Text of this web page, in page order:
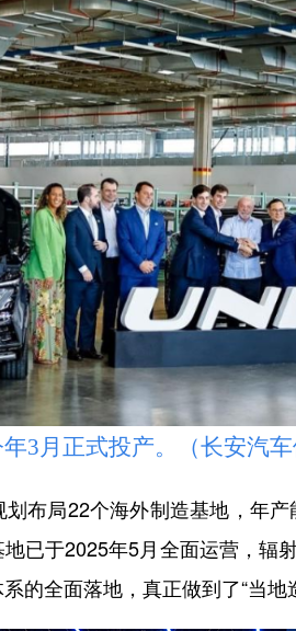
月正式投产。（长安汽车
局22个海外制造基地，年产
已于2025年5月全面运营，
的全面落地，真正做到了“当地